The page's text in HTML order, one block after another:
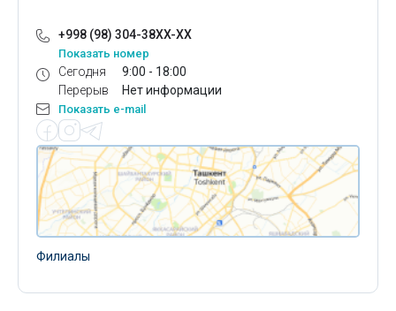
+998 (98) 304-38XX-XX
Показать номер
Сегодня
Перерыв
9:00 - 18:00
Нет информации
Показать e-mail
Филиалы